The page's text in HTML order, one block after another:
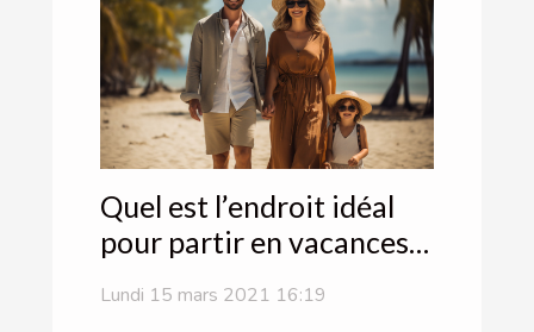
Quel est l’endroit idéal
pour partir en vacances
Lundi 15 mars 2021 16:19